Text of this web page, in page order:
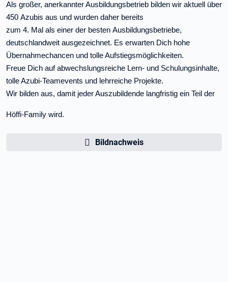
Als großer, anerkannter Ausbildungsbetrieb bilden wir aktuell über
450 Azubis aus und wurden daher bereits
zum 4. Mal als einer der besten Ausbildungsbetriebe,
deutschlandweit ausgezeichnet. Es erwarten Dich hohe
Übernahmechancen und tolle Aufstiegsmöglichkeiten.
Freue Dich auf abwechslungsreiche Lern- und Schulungsinhalte,
tolle Azubi-Teamevents und lehrreiche Projekte.
Wir bilden aus, damit jeder Auszubildende langfristig ein Teil der
Höffi-Family wird.
Bildnachweis